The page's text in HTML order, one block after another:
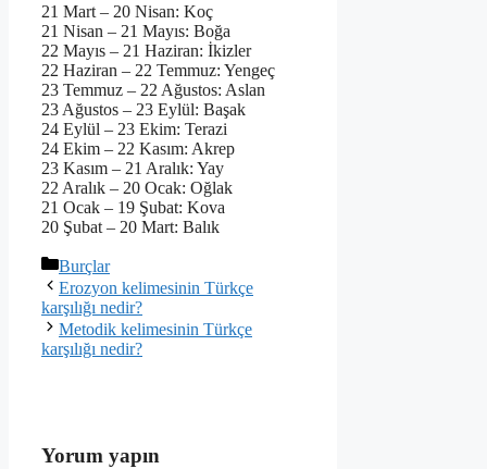
21 Mart – 20 Nisan: Koç
21 Nisan – 21 Mayıs: Boğa
22 Mayıs – 21 Haziran: İkizler
22 Haziran – 22 Temmuz: Yengeç
23 Temmuz – 22 Ağustos: Aslan
23 Ağustos – 23 Eylül: Başak
24 Eylül – 23 Ekim: Terazi
24 Ekim – 22 Kasım: Akrep
23 Kasım – 21 Aralık: Yay
22 Aralık – 20 Ocak: Oğlak
21 Ocak – 19 Şubat: Kova
20 Şubat – 20 Mart: Balık
Kategoriler
Burçlar
Erozyon kelimesinin Türkçe
karşılığı nedir?
Metodik kelimesinin Türkçe
karşılığı nedir?
Yorum yapın